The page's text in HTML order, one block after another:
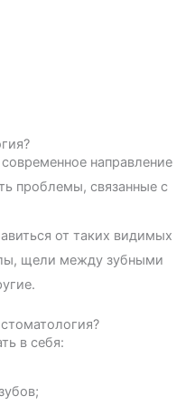
современное направление
проблемы, связанные с
от таких видимых
щели между зубными
в себя: